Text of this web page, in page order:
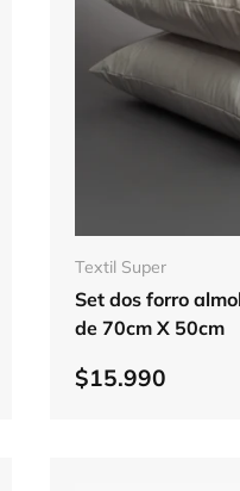
Textil Super
Set dos forro
de 70cm X 50cm
$15.990